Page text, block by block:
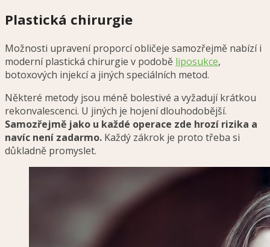
Plastická chirurgie
Možnosti upravení proporcí obličeje samozřejmě nabízí i
moderní plastická chirurgie v podobě liposukce,
botoxových injekcí a jiných speciálních metod.
Některé metody jsou méně bolestivé a vyžadují krátkou
rekonvalescenci. U jiných je hojení dlouhodobější.
Samozřejmě jako u každé operace zde hrozí rizika a
navíc není zadarmo. Každý zákrok je proto třeba si
důkladně promyslet.